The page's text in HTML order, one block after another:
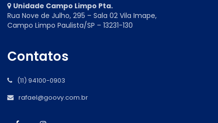
Unidade Campo Limpo Pta.
Rua Nove de Julho, 295 – Sala 02 Vila Imape,
Campo Limpo Paulista/SP – 13231-130
Contatos
(11) 94100-0903
rafael@goovy.com.br